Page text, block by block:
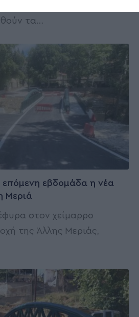
τα…
επόμενη εβδομάδα η νέα
Μεριά
στον χείμαρρο
της Άλλης Μεριάς,